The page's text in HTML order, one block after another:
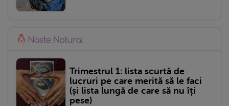
Trimestrul 1: lista scurtă de
lucruri pe care merită să le faci
(și lista lungă de care să nu îți
pese)